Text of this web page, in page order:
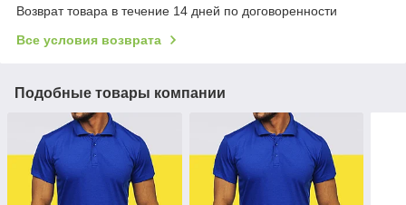
Возврат товара в течение 14 дней по договоренности
Все условия возврата
Подобные товары компании